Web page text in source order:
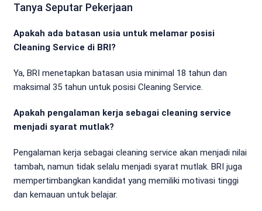
Tanya Seputar Pekerjaan
Apakah ada batasan usia untuk melamar posisi
Cleaning Service di BRI?
Ya, BRI menetapkan batasan usia minimal 18 tahun dan
maksimal 35 tahun untuk posisi Cleaning Service.
Apakah pengalaman kerja sebagai cleaning service
menjadi syarat mutlak?
Pengalaman kerja sebagai cleaning service akan menjadi nilai
tambah, namun tidak selalu menjadi syarat mutlak. BRI juga
mempertimbangkan kandidat yang memiliki motivasi tinggi
dan kemauan untuk belajar.